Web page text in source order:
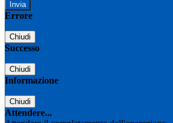
Errore
Chiudi
Successo
Chiudi
Informazione
Chiudi
Attendere...